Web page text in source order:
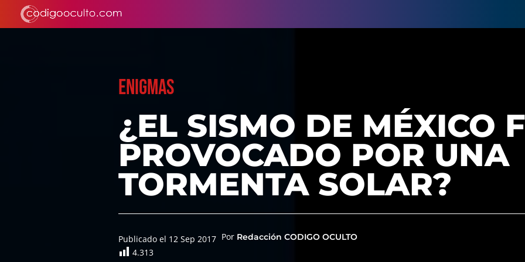
ENIGMAS
¿EL SISMO DE MÉXICO
PROVOCADO POR UNA
TORMENTA SOLAR?
Publicado el 12 Sep 2017 Por Redacción CODIGO OCULTO
4.313